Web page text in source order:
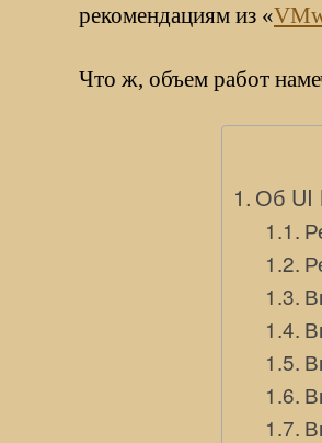
рекомендациям из «
Что ж, объем работ
Об UI